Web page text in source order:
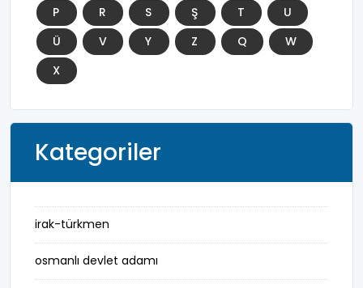
P
R S Ş T
U
Ü
V Y Z Q
W
X
Kategoriler
irak-türkmen
osmanlı devlet adamı